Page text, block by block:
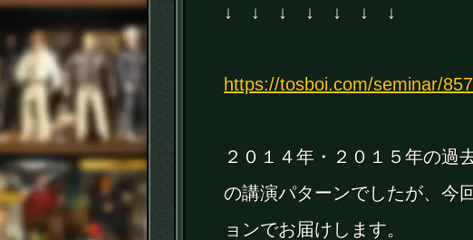
↓ ↓ ↓ ↓ ↓ ↓ ↓
https://tosboi.com/seminar/
２０１４年・２０１５年の過
の講演パターンでしたが、今
ョンでお届けします。